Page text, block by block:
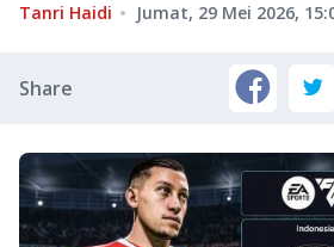
Tanri Haidi Jumat, 29 Mei 2026,
Share